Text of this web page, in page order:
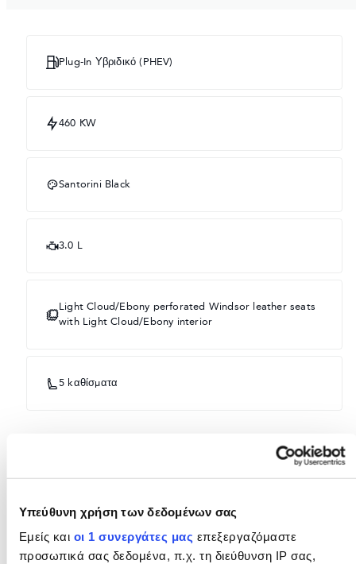
Υπεύθυνη χρήση των δεδομένων σας
Εμείς και οι 1 συνεργάτες μας επεξεργαζόμαστε
προσωπικά σας δεδομένα, π.χ. τη διεύθυνση IP σας,
Plug-In Υβριδικό (PHEV)
460 KW
Santorini Black
3.0 L
Light Cloud/Ebony perforated Windsor leather seats
with Light Cloud/Ebony interior
5 kαθίσματα